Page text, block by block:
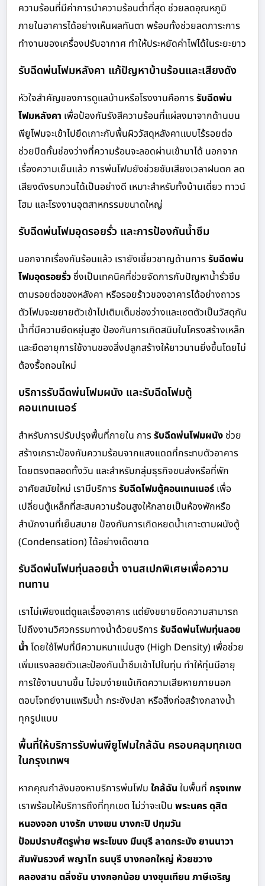
ความร้อนที่มีค่าการนำความร้อนต่ำที่สุด ช่วยลดอุณหภูมิ
ภายในอาคารได้อย่างเห็นผลทันตา พร้อมทั้งช่วยลดภาระการ
ทำงานของเครื่องปรับอากาศ ทำให้ประหยัดค่าไฟได้ในระยะยาว
รับฉีดพ่นโฟมหลังคา แก้ปัญหาบ้านร้อนและเสียงดัง
หัวใจสำคัญของการดูแลบ้านหรือโรงงานคือการรับฉีดพ่น
โฟมหลังคา เพื่อป้องกันรังสีความร้อนที่แผ่ลงมาจากด้านบน
พียูโฟมจะเข้าไปยึดเกาะกับพื้นผิววัสดุหลังคาแบบไร้รอยต่อ
ช่วยปิดกั้นช่องว่างที่ความร้อนจะลอดผ่านเข้ามาได้ นอกจาก
เรื่องความเย็นแล้ว การพ่นโฟมยังช่วยซับเสียงเวลาฝนตก ลด
เสียงดังรบกวนได้เป็นอย่างดี เหมาะสำหรับทั้งบ้านเดี่ยว ทาวน์
โฮม และโรงงานอุตสาหกรรมขนาดใหญ่
รับฉีดพ่นโฟมอุดรอยรั่ว และการป้องกันน้ำซึม
นอกจากเรื่องกันร้อนแล้ว เรายังเชี่ยวชาญด้านการรับฉีดพ่น
โฟมอุดรอยรั่วซึ่งเป็นเทคนิคที่ช่วยจัดการกับปัญหาน้ำรั่วซึม
ตามรอยต่อของหลังคา หรือรอยร้าวของอาคารได้อย่างถาวร
ตัวโฟมจะขยายตัวเข้าไปเติมเต็มช่องว่างและเซตตัวเป็นวัสดุกัน
น้ำที่มีความยืดหยุ่นสูง ป้องกันการเกิดสนิมในโครงสร้างเหล็ก
และยืดอายุการใช้งานของสิ่งปลูกสร้างให้ยาวนานยิ่งขึ้นโดยไม่
ต้องรื้อถอนใหม่
บริการรับฉีดพ่นโฟมผนัง และรับฉีดโฟมตู้
คอนเทนเนอร์
สำหรับการปรับปรุงพื้นที่ภายใน การรับฉีดพ่นโฟมผนัง ช่วย
สร้างเกราะป้องกันความร้อนจากแสงแดดที่กระทบตัวอาคาร
โดยตรงตลอดทั้งวัน และสำหรับกลุ่มธุรกิจขนส่งหรือที่พัก
อาศัยสมัยใหม่ เรามีบริการรับฉีดโฟมตู้คอนเทนเนอร์ เพื่อ
เปลี่ยนตู้เหล็กที่สะสมความร้อนสูงให้กลายเป็นห้องพักหรือ
สำนักงานที่เย็นสบาย ป้องกันการเกิดหยดน้ำเกาะตามผนังตู้
(Condensation) ได้อย่างเด็ดขาด
รับฉีดพ่นโฟมทุ่นลอยน้ำ งานสเปกพิเศษเพื่อความ
ทนทาน
เราไม่เพียงแต่ดูแลเรื่องอาคาร แต่ยังขยายขีดความสามารถ
ไปถึงงานวิศวกรรมทางน้ำด้วยบริการรับฉีดพ่นโฟมทุ่นลอย
น้ำ โดยใช้โฟมที่มีความหนาแน่นสูง (High Density) เพื่อช่วย
เพิ่มแรงลอยตัวและป้องกันน้ำซึมเข้าไปในทุ่น ทำให้ทุ่นมีอายุ
การใช้งานนานขึ้น ไม่จมง่ายแม้เกิดความเสียหายภายนอก
ตอบโจทย์งานแพริมน้ำ กระชังปลา หรือสิ่งก่อสร้างกลางน้ำ
ทุกรูปแบบ
พื้นที่ให้บริการรับพ่นพียูโฟมใกล้ฉัน ครอบคลุมทุกเขต
ในกรุงเทพฯ
หากคุณกำลังมองหาบริการพ่นโฟม ใกล้ฉัน ในพื้นที่ กรุงเทพ
เราพร้อมให้บริการถึงที่ทุกเขต ไม่ว่าจะเป็น พระนคร ดุสิต
หนองจอก บางรัก บางเขน บางกะปิ ปทุมวัน
ป้อมปราบศัตรูพ่าย พระโขนง มีนบุรี ลาดกระบัง ยานนาวา
สัมพันธวงศ์ พญาไท ธนบุรี บางกอกใหญ่ ห้วยขวาง
คลองสาน ตลิ่งชัน บางกอกน้อย บางขุนเทียน ภาษีเจริญ